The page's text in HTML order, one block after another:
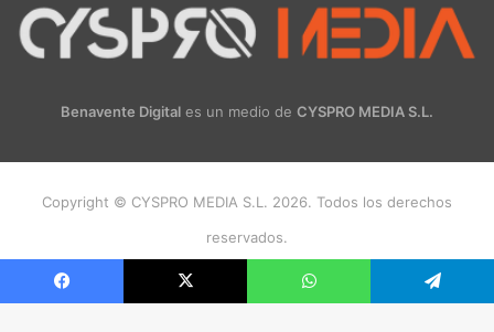
Benavente Digital es un medio de CYSPRO MEDIA S.L.
Copyright © CYSPRO MEDIA S.L. 2026. Todos los derechos
reservados.
Instagram
Facebook X WhatsApp Telegram